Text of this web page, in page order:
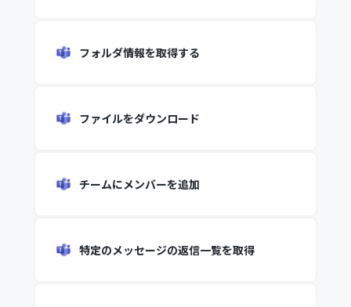
フォルダ情報を取得する
ファイルをダウンロード
チームにメンバーを追加
特定のメッセージの返信一覧を取得